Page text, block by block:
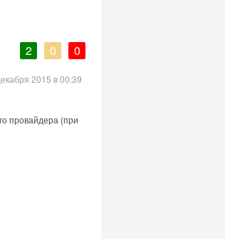
2 0 0
2015 в 00:39
провайдера (при